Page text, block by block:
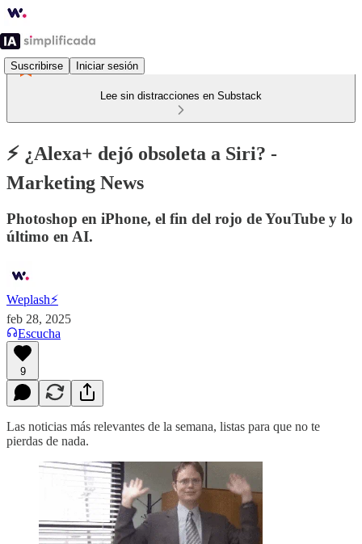
Suscribirse Iniciar sesión
Lee sin distracciones en Substack
⚡ ¿Alexa+ dejó obsoleta a Siri? -
Marketing News
Photoshop en iPhone, el fin del rojo de YouTube y lo
último en AI.
Weplash⚡️
feb 28, 2025
Escucha
9
Las noticias más relevantes de la semana, listas para que no te
pierdas de nada.